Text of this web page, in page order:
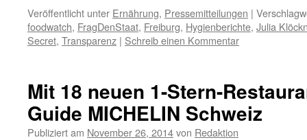
Veröffentlicht unter Ernährung, Pressemitteilungen |
foodwatch, FragDenStaat, Freiburg, Hygienberichte, Julia
Secret, Transparenz | Schreib einen Kommentar
Mit 18 neuen 1-Stern-
Guide MICHELIN Schweiz
Publiziert am November 26, 2014von Redaktion